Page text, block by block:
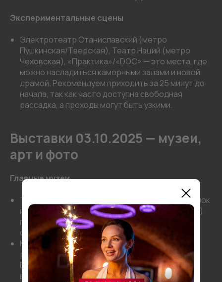
Экспериментальные сцены
Электротеатр Станиславский (метро
Пушкинская/Тверская), Театр Наций (метро
Чеховская), «Практика»/«DOC» — это места, где
можно насладиться камерными залами и новой
драмой. Рекомендуем приходить за 25 минут до
начала, так как часто доступна свободная
рассадка, а проходы могут быть узкими.
Выставки 03.10.2025 — музеи,
арт и фото
Главные музеи
Третьяковская галерея (Лаврушинский переулок
и Крымский Вал) и Пушкинский музей (Волхонка)
предлагают как постоянные коллекции, так и
сезонные выставки.
Музей Москвы (Зубовский бульвар) и Музей
русского импрессионизма (станция метро
Белорусская) организуют тематические
выставки, посвящённые осени.